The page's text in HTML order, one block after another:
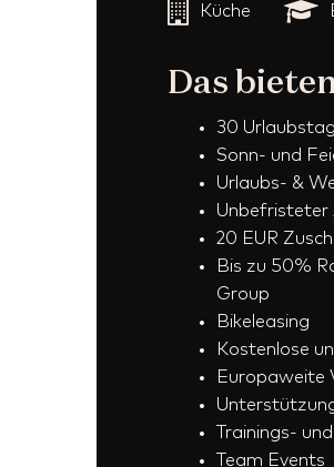
Küche
Das
30
Sonn- und
Urlaubs- &
Unbefristeter
20 EUR
Bis zu 50%
Group
Bikeleasing
Kostenlose
Europaweite
Trainings-
Team Events